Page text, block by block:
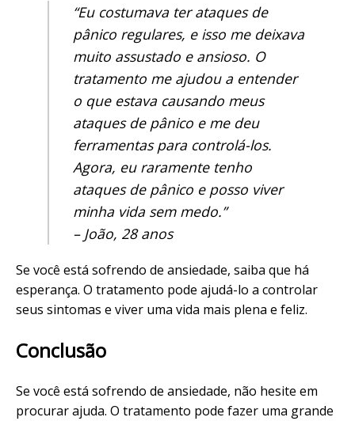
“Eu costumava ter ataques de
pânico regulares, e isso me deixava
muito assustado e ansioso. O
tratamento me ajudou a entender
o que estava causando meus
ataques de pânico e me deu
ferramentas para controlá-los.
Agora, eu raramente tenho
ataques de pânico e posso viver
minha vida sem medo.”
– João, 28 anos
Se você está sofrendo de ansiedade, saiba que há
esperança. O tratamento pode ajudá-lo a controlar
seus sintomas e viver uma vida mais plena e feliz.
Conclusão
Se você está sofrendo de ansiedade, não hesite em
procurar ajuda. O tratamento pode fazer uma grande